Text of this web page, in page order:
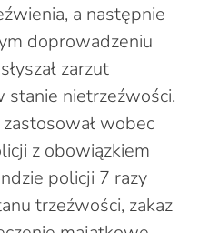
a następnie
doprowadzeniu
zarzut
stanie nietrzeźwości.
wobec
z obowiązkiem
policji 7 razy
trzeźwości, zakaz